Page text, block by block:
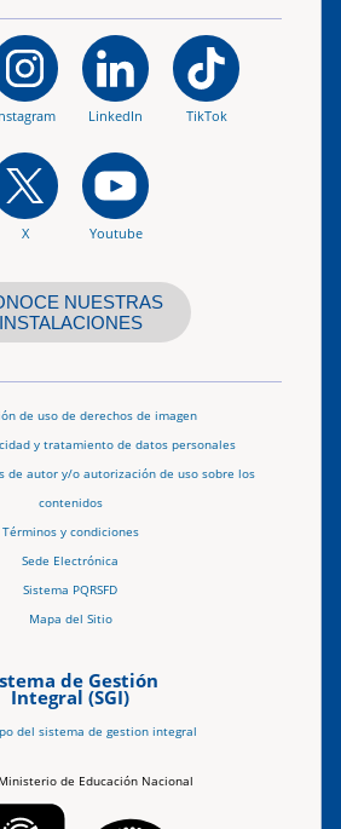
LinkedIn TikTok
X Youtube
NUESTRAS
INSTALACIONES
de uso de derechos de imagen
y tratamiento de datos personales
de autor y/o autorización de uso sobre los
contenidos
Términos y condiciones
Sede Electrónica
Sistema PQRSFD
Mapa del Sitio
de Gestión
Integral (SGI)
de Educación Nacional